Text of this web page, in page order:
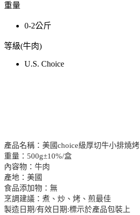
重量
0-2公斤
等級(牛肉)
U.S. Choice
產品名稱：美國choice級厚切牛小排燒烤
重量：500g±10%/盒
內容物：牛肉
產地：美國
食品添加物：無
烹調建議：煮、炒、烤、煎最佳
製造日期/有效日期:標示於產品包裝上